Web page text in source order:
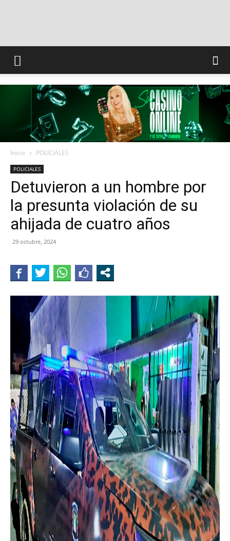
INFO
CONQUISTADORES
Inicio POLICIALES
POLICIALES
Detuvieron a un hombre por
la presunta violación de su
ahijada de cuatro años
29 octubre, 2024